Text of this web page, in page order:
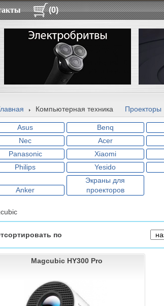
(0)
Компьютерная техника Проекторы
Asus Benq
Nec
Acer
Panasonic
Xiaomi
Philips
Yesido
Anker
Экраны для
проекторов
по
Magcubic HY300 Pro